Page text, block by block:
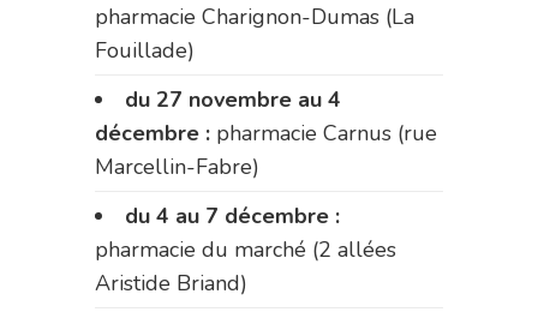
pharmacie Charignon-Dumas (La
Fouillade)
du 27 novembre au 4
décembre : pharmacie Carnus (rue
Marcellin-Fabre)
du 4 au 7 décembre :
pharmacie du marché (2 allées
Aristide Briand)